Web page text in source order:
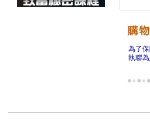
為了
執聯